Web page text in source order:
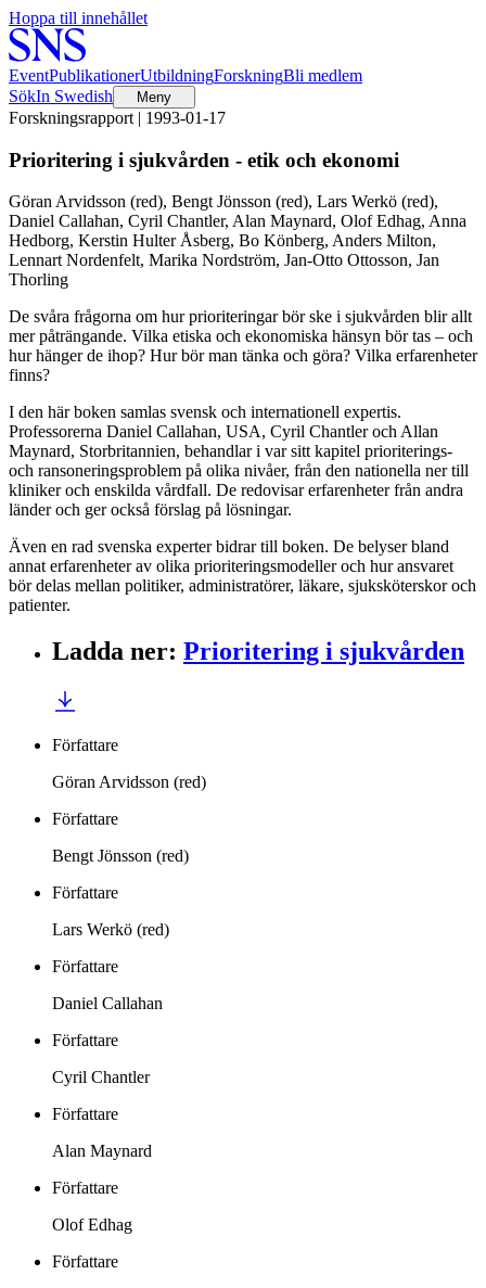
Hoppa till innehållet
EventPublikationerUtbildningForskningBli medlem
SökIn Swedish Meny
Forskningsrapport | 1993-01-17
Prioritering i sjukvården - etik och ekonomi
Göran Arvidsson (red), Bengt Jönsson (red), Lars Werkö (red),
Daniel Callahan, Cyril Chantler, Alan Maynard, Olof Edhag, Anna
Hedborg, Kerstin Hulter Åsberg, Bo Könberg, Anders Milton,
Lennart Nordenfelt, Marika Nordström, Jan-Otto Ottosson, Jan
Thorling
De svåra frågorna om hur prioriteringar bör ske i sjukvården blir allt
mer påträngande. Vilka etiska och ekonomiska hänsyn bör tas – och
hur hänger de ihop? Hur bör man tänka och göra? Vilka erfarenheter
finns?
I den här boken samlas svensk och internationell expertis.
Professorerna Daniel Callahan, USA, Cyril Chantler och Allan
Maynard, Storbritannien, behandlar i var sitt kapitel prioriterings-
och ransoneringsproblem på olika nivåer, från den nationella ner till
kliniker och enskilda vårdfall. De redovisar erfarenheter från andra
länder och ger också förslag på lösningar.
Även en rad svenska experter bidrar till boken. De belyser bland
annat erfarenheter av olika prioriteringsmodeller och hur ansvaret
bör delas mellan politiker, administratörer, läkare, sjuksköterskor och
patienter.
Ladda ner: Prioritering i sjukvården
Författare
Göran Arvidsson (red)
Författare
Bengt Jönsson (red)
Författare
Lars Werkö (red)
Författare
Daniel Callahan
Författare
Cyril Chantler
Författare
Alan Maynard
Författare
Olof Edhag
Författare